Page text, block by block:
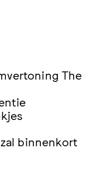
The
binnenkort